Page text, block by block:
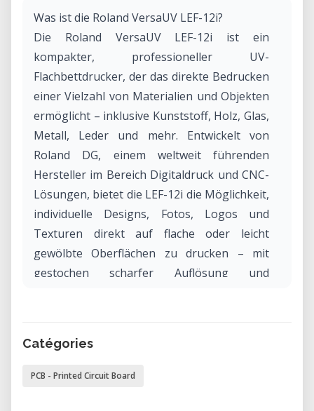
Was ist die Roland VersaUV LEF-12i?
Die Roland VersaUV LEF-12i ist ein
kompakter, professioneller UV-
Flachbettdrucker, der das direkte Bedrucken
einer Vielzahl von Materialien und Objekten
ermöglicht – inklusive Kunststoff, Holz, Glas,
Metall, Leder und mehr. Entwickelt von
Roland DG, einem weltweit führenden
Hersteller im Bereich Digitaldruck und CNC-
Lösungen, bietet die LEF-12i die Möglichkeit,
individuelle Designs, Fotos, Logos und
Texturen direkt auf flache oder leicht
gewölbte Oberflächen zu drucken – mit
gestochen scharfer Auflösung und
unserem Labor mieten?
Catégories
PCB - Printed Circuit Board